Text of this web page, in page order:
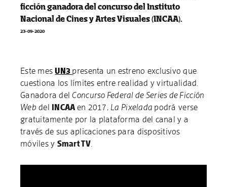
ficción ganadora del concurso del Instituto
Nacional de Cines y Artes Visuales (INCAA).
23-09-2020
Este mesUN3 presenta un estreno exclusivo que
cuestiona los límites entre realidad y virtualidad.
Ganadora delConcurso Federal de Series de Ficción
Web del INCAA en 2017, La Pixelada podrá verse
gratuitamente por la plataforma del canal y a
través de sus aplicaciones para dispositivos
móviles y Smart TV.